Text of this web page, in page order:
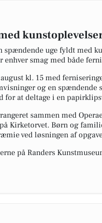
spændende uge fyldt med
smag med både
kl. 15 med
og en spændende
at deltage i en
sammen med
Kirketorvet. Børn og
ved løsningen af
på Randers